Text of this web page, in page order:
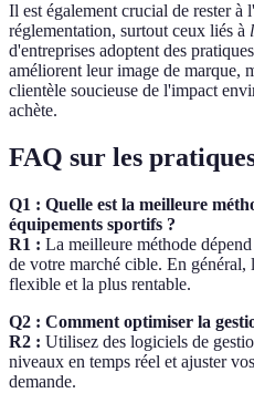
Il est également crucial de rester à
réglementation, surtout ceux liés à
d'entreprises adoptent des
améliorent leur image de marque,
clientèle soucieuse de l'impact
achète.
FAQ sur les
Q1 : Quelle est la meilleure
équipements sportifs ?
R1 : La meilleure méthode
de votre marché cible. En
flexible et la plus rentable.
Q2 : Comment optimiser la
R2 : Utilisez des logiciels de
niveaux en temps réel et ajuster
demande.